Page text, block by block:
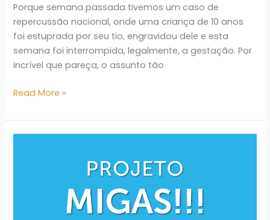
Porque semana passada tivemos um caso de
repercussão nacional, onde uma criança de 10 anos
foi estuprada por seu tio, engravidou dele e esta
semana foi interrompida, legalmente, a gestação. Por
incrível que pareça, o assunto tão
Read More »